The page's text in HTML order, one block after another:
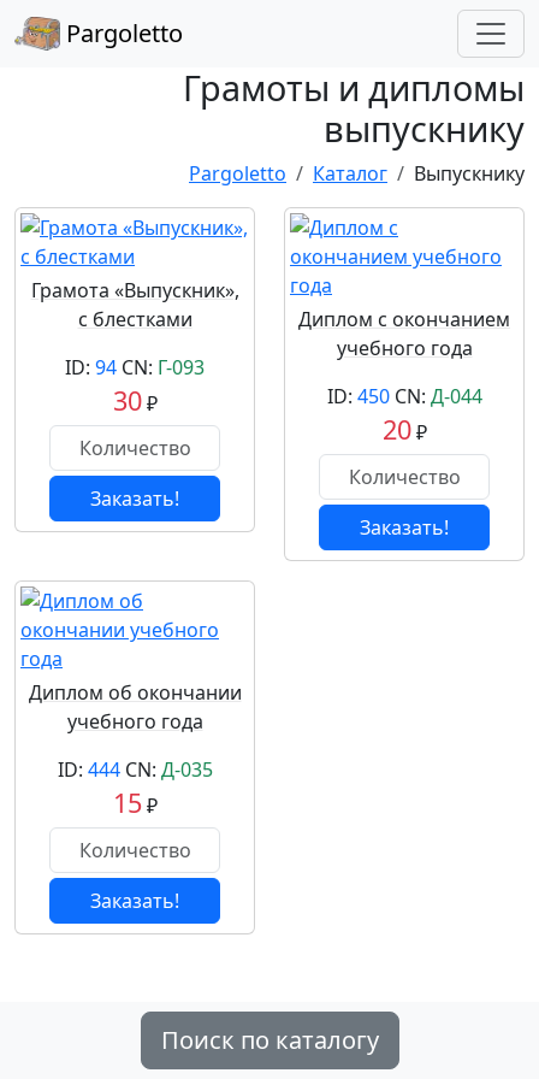
Pargoletto
Грамоты и дипломы
выпускнику
Pargoletto Каталог Выпускнику
Грамота «Выпускник»,
с блестками
ID: 94 CN: Г-093
30₽
Заказать!
Диплом с окончанием
учебного года
ID: 450CN: Д-044
20₽
Заказать!
Диплом об окончании
учебного года
ID: 444CN: Д-035
15₽
Заказать!
Поиск по каталогу